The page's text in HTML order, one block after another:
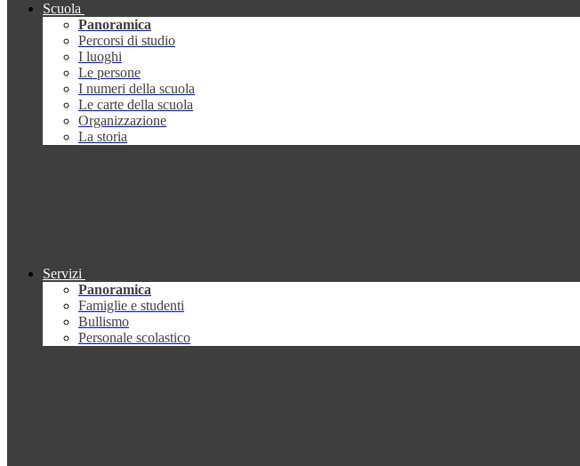
Scuola
Panoramica
Percorsi di studio
I luoghi
Le persone
I numeri della scuola
Le carte della scuola
Organizzazione
La storia
Servizi
Panoramica
Famiglie e studenti
Bullismo
Personale scolastico